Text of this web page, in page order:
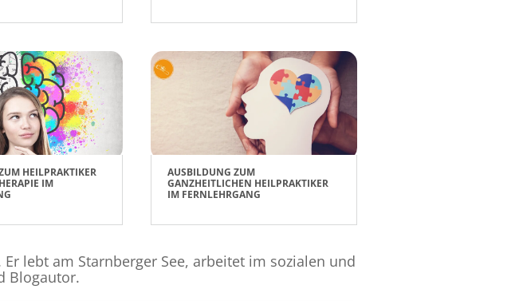
HEILPRAKTIKER
IM
AUSBILDUNG ZUM
GANZHEITLICHEN HEILPRAKTIKER
IM FERNLEHRGANG
Er lebt am Starnberger See, arbeitet im sozialen und
Blogautor.